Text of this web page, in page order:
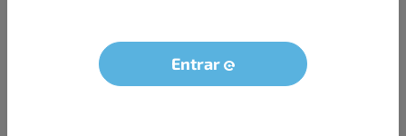
Entrar
Seja um parceiro
LGPD - Solicitação dos dados do titular